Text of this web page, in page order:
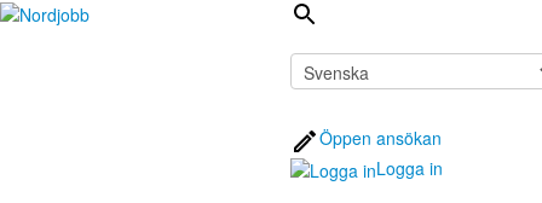
Öppen ansökan
Logga in